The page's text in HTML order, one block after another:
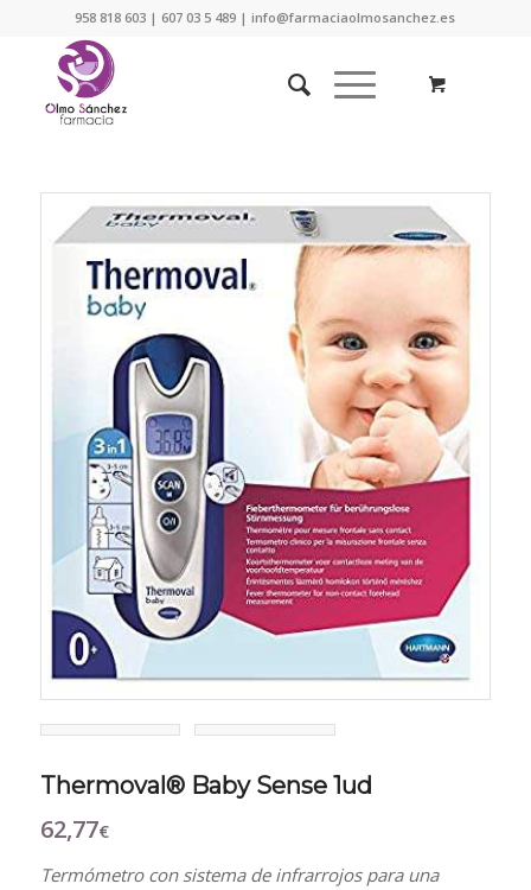
958 818 603 | 607 03 5 489 | info@farmaciaolmosanchez.es
Thermoval® Baby Sense 1ud
62,77€
Termómetro con sistema de infrarrojos para una